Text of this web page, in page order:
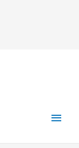
Main